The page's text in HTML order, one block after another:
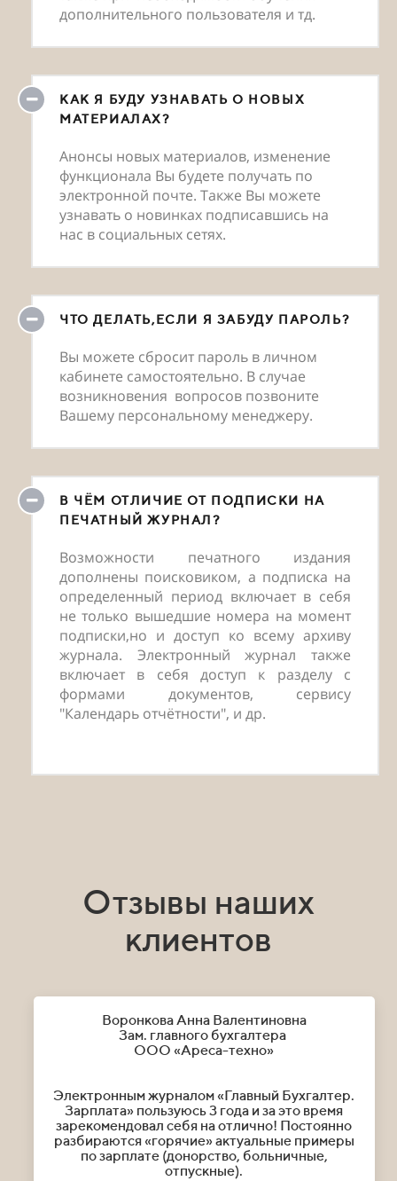
дополнительного пользователя и тд.
КАК Я БУДУ УЗНАВАТЬ О НОВЫХ
МАТЕРИАЛАХ?
Анонсы новых материалов, изменение
функционала Вы будете получать по
электронной почте. Также Вы можете
узнавать о новинках подписавшись на
нас в социальных сетях.
ЧТО ДЕЛАТЬ,ЕСЛИ Я ЗАБУДУ ПАРОЛЬ?
Вы можете сбросит пароль в личном
кабинете самостоятельно. В случае
возникновения вопросов позвоните
Вашему персональному менеджеру.
В ЧЁМ ОТЛИЧИЕ ОТ ПОДПИСКИ НА
ПЕЧАТНЫЙ ЖУРНАЛ?
Возможности печатного издания
дополнены поисковиком, а подписка на
определенный период включает в себя
не только вышедшие номера на момент
подписки,но и доступ ко всему архиву
журнала. Электронный журнал также
включает в себя доступ к разделу с
формами документов, сервису
"Календарь отчётности", и др.
Отзывы наших
клиентов
Воронкова Анна Валентиновна
Зам. главного бухгалтера
ООО «Ареса-техно»
Электронным журналом «Главный Бухгалтер.
Зарплата» пользуюсь 3 года и за это время
зарекомендовал себя на отлично! Постоянно
разбираются «горячие» актуальные примеры
по зарплате (донорство, больничные,
отпускные).